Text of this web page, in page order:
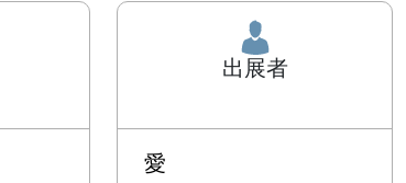
出展者
愛